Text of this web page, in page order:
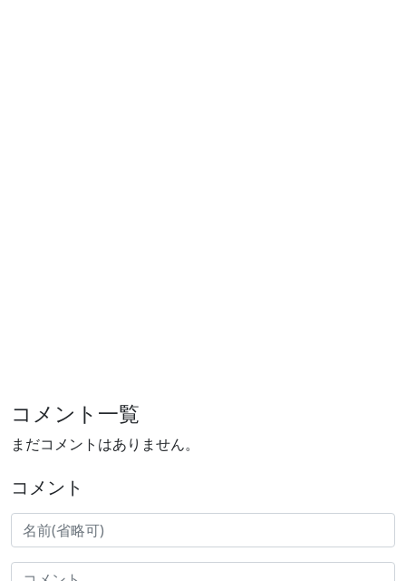
コメント一覧
まだコメントはありません。
コメント